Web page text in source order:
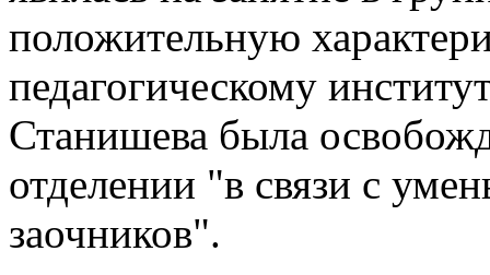
положительную
педагогическому
Станишева была
отделении "в связи с
заочников".